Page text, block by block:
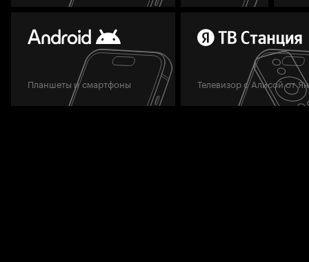
Планшеты и смартфоны Телевизор с Алисой от